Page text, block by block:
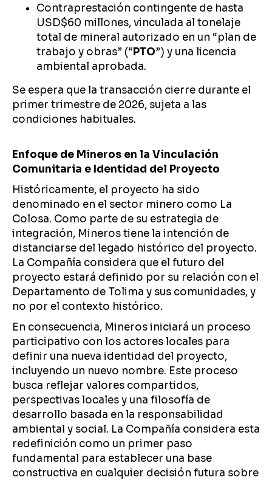
Contraprestación contingente de hasta
USD$60 millones, vinculada al tonelaje
total de mineral autorizado en un “plan de
trabajo y obras” (“PTO”) y una licencia
ambiental aprobada.
Se espera que la transacción cierre durante el
primer trimestre de 2026, sujeta a las
condiciones habituales.
Enfoque de Mineros en la Vinculación
Comunitaria e Identidad del Proyecto
Históricamente, el proyecto ha sido
denominado en el sector minero como La
Colosa. Como parte de su estrategia de
integración, Mineros tiene la intención de
distanciarse del legado histórico del proyecto.
La Compañía considera que el futuro del
proyecto estará definido por su relación con el
Departamento de Tolima y sus comunidades, y
no por el contexto histórico.
En consecuencia, Mineros iniciará un proceso
participativo con los actores locales para
definir una nueva identidad del proyecto,
incluyendo un nuevo nombre. Este proceso
busca reflejar valores compartidos,
perspectivas locales y una filosofía de
desarrollo basada en la responsabilidad
ambiental y social. La Compañía considera esta
redefinición como un primer paso
fundamental para establecer una base
constructiva en cualquier decisión futura sobre